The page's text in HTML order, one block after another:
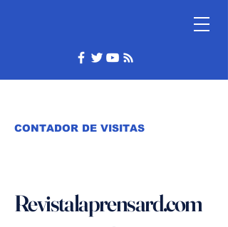
CONTADOR DE VISITAS
Revistalaprensard.com